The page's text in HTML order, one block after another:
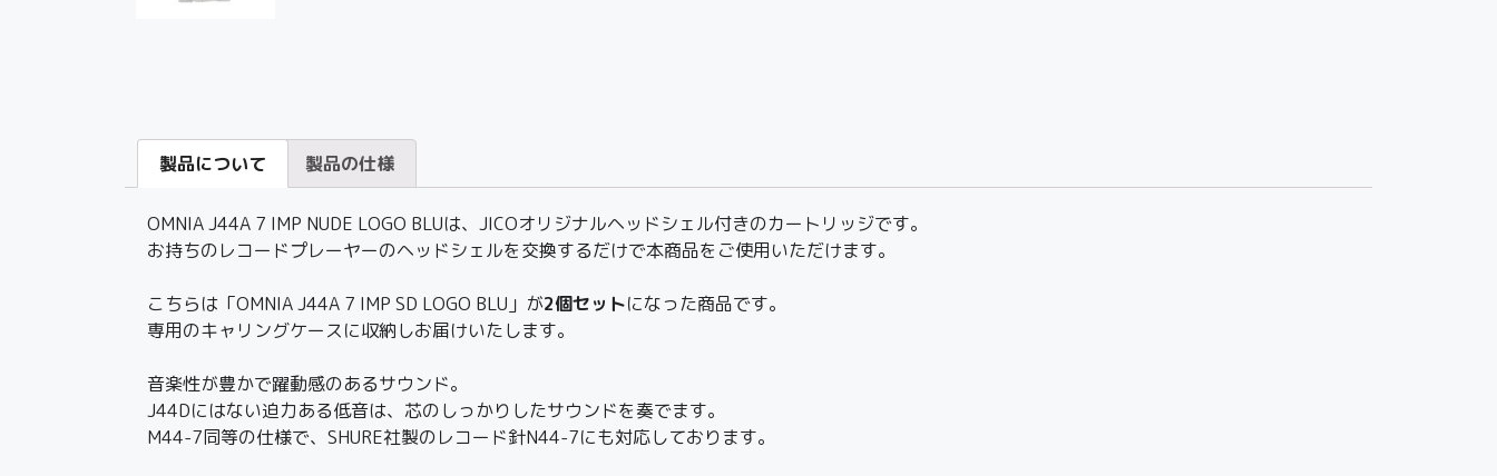
製品について 製品の仕様
OMNIA J44A 7 IMP NUDE LOGO BLUは、JICOオリジナルヘッドシェル付きのカートリッジです。
お持ちのレコードプレーヤーのヘッドシェルを交換するだけで本商品をご使用いただけます。
こちらは「OMNIA J44A 7 IMP SD LOGO BLU 」が2個セットになった商品です。
専用のキャリングケースに収納しお届けいたします。
音楽性が豊かで躍動感のあるサウンド。
J44Dにはない迫力ある低音は、芯のしっかりしたサウンドを奏でます。
M44-7同等の仕様で、SHURE社製のレコード針N44-7にも対応しております。